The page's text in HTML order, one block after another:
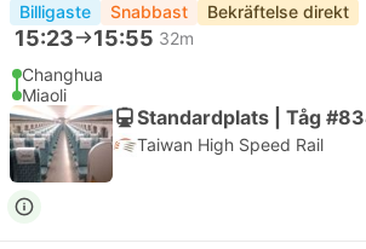
Billigaste Snabbast Bekräftelse direkt
15:23 15:55 32m
Changhua
Miaoli
Standardplats | Tåg
Taiwan High Speed Rail